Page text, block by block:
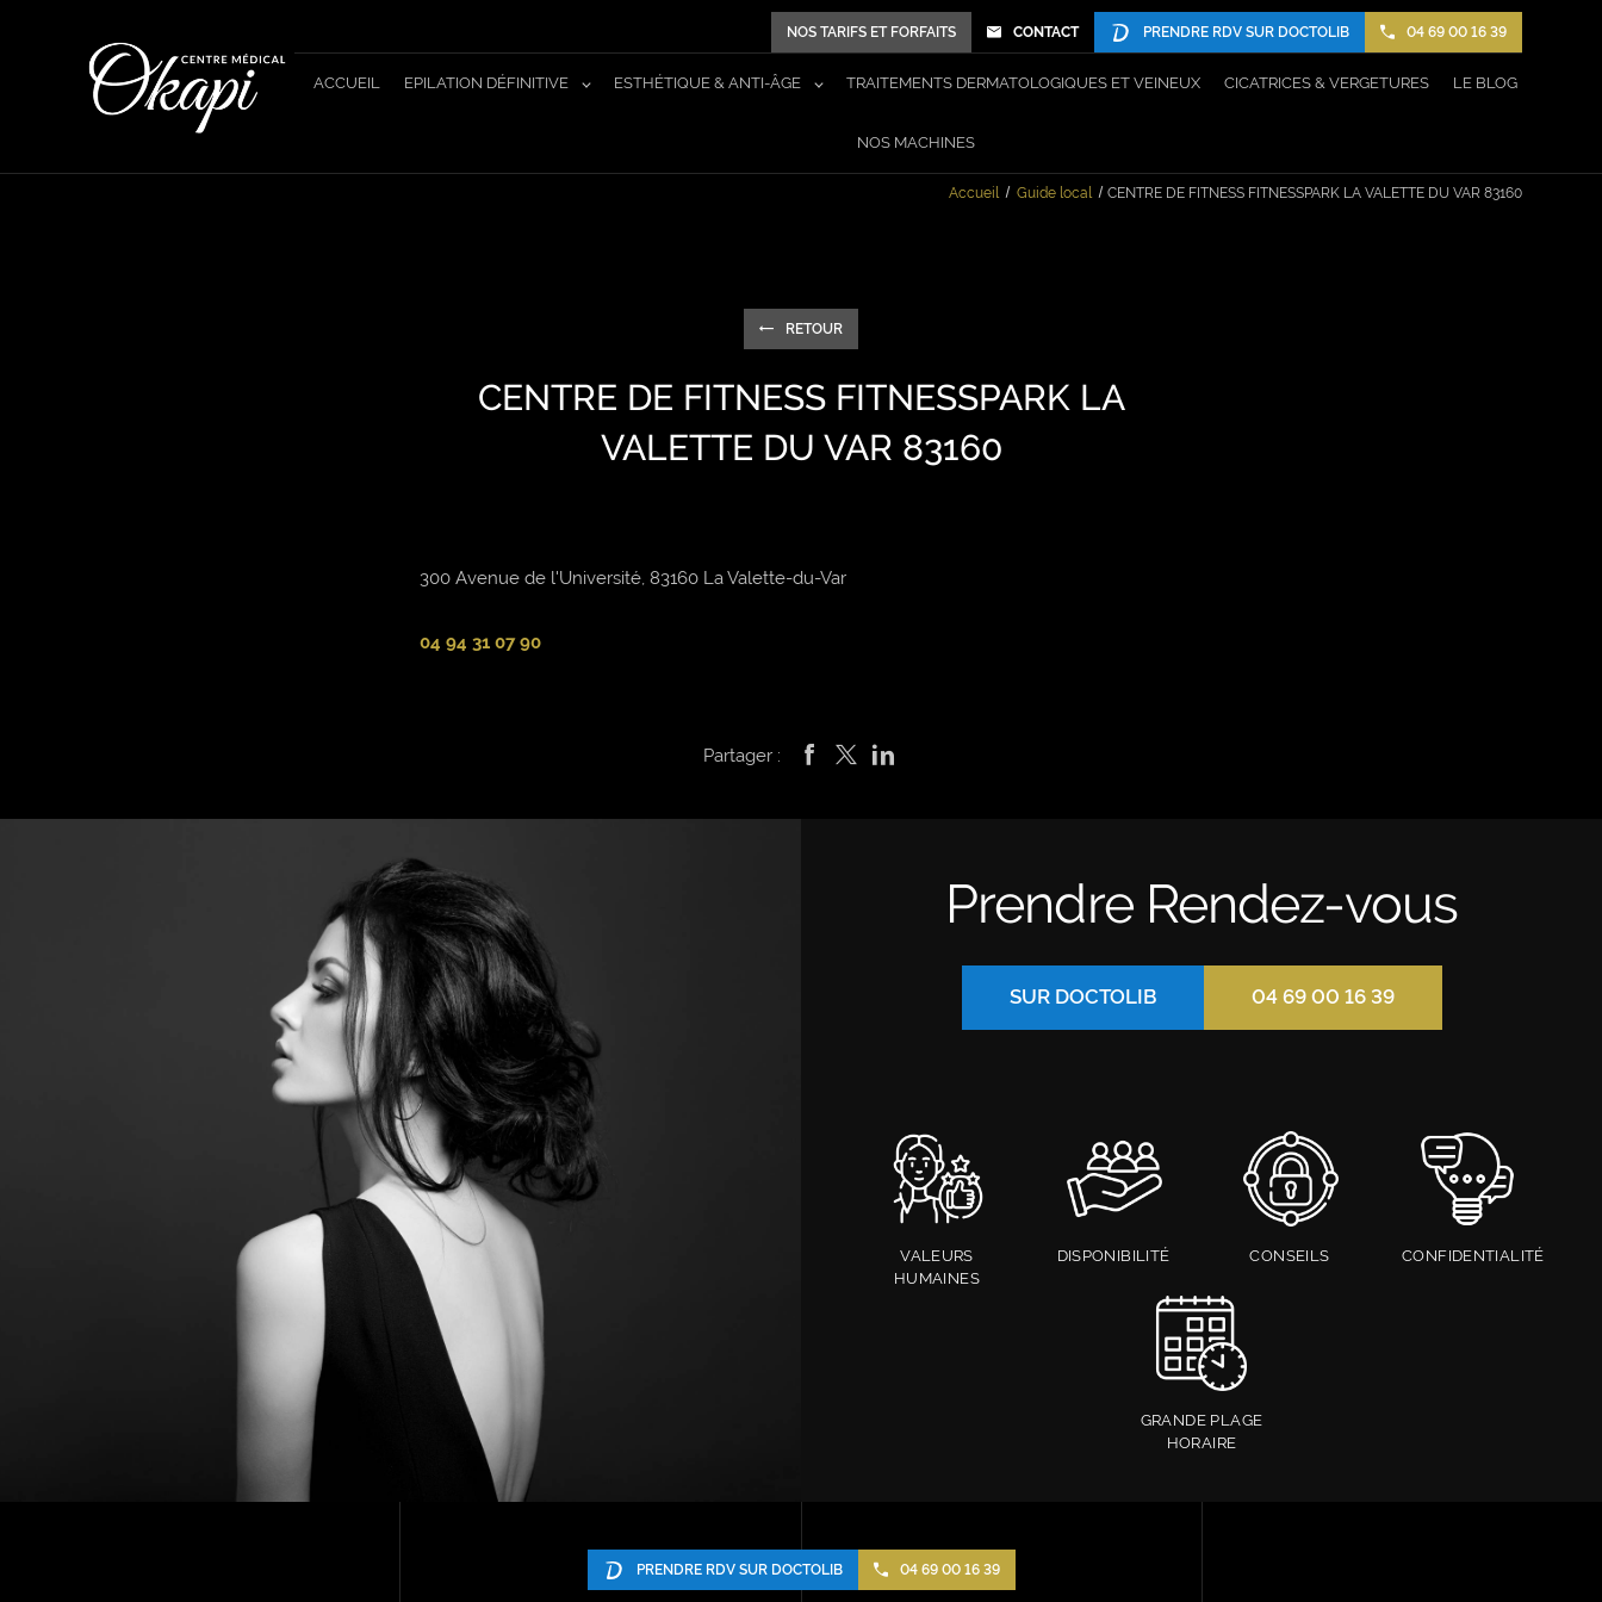
NOS TARIFS ET FORFAITS CONTACT PRENDRE RDV SUR DOCTOLIB 04 69 00 16 39
ACCUEIL EPILATION DÉFINITIVE ESTHÉTIQUE & ANTI-ÂGE TRAITEMENTS DERMATOLOGIQUES ET VEINEUX CICATRICES & VERGETURES LE BLOG
NOS MACHINES
Accueil Guide local CENTRE DE FITNESS FITNESSPARK LA VALETTE DU VAR 83160
RETOUR
CENTRE DE FITNESS FITNESSPARK LA
VALETTE DU VAR 83160
300 Avenue de l'Université, 83160 La Valette-du-Var
04 94 31 07 90
Partager :
Prendre Rendez-vous
SUR DOCTOLIB 04 69 00 16 39
VALEURS
HUMAINES
DISPONIBILITÉ CONSEILS CONFIDENTIALITÉ
GRANDE PLAGE
HORAIRE
PRENDRE RDV SUR DOCTOLIB 04 69 00 16 39